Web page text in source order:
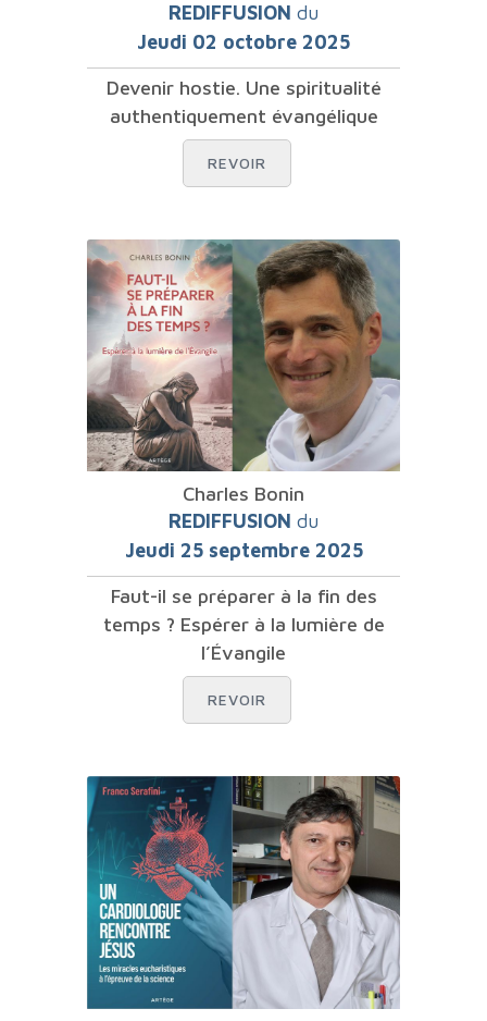
REDIFFUSION du
Jeudi 02 octobre 2025
Devenir hostie. Une spiritualité
authentiquement évangélique
REVOIR
Charles Bonin
REDIFFUSION du
Jeudi 25 septembre 2025
Faut-il se préparer à la fin des
temps ? Espérer à la lumière de
l’Évangile
REVOIR